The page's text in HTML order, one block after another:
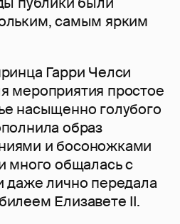
самым ярким
Гарри Челси
мероприятия простое
насыщенно голубого
образ
и босоножками
много общалась с
даже лично передала
Елизавете II.